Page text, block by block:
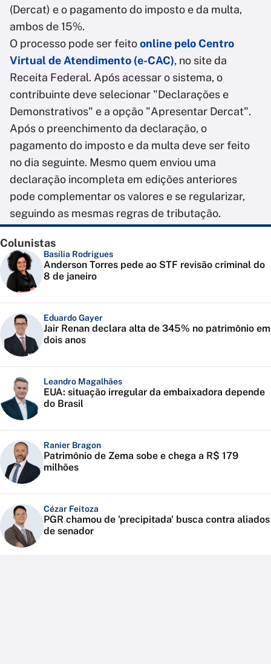
(Dercat) e o pagamento do imposto e da multa,
ambos de 15%.
O processo pode ser feitoonline pelo Centro
Virtual de Atendimento (e-CAC), no site da
Receita Federal. Após acessar o sistema, o
contribuinte deve selecionar "Declarações e
Demonstrativos" e a opção "Apresentar Dercat".
Após o preenchimento da declaração, o
pagamento do imposto e da multa deve ser feito
no dia seguinte. Mesmo quem enviou uma
declaração incompleta em edições anteriores
pode complementar os valores e se regularizar,
seguindo as mesmas regras de tributação.
Colunistas
Basília Rodrigues
Anderson Torres pede ao STF revisão criminal do
8 de janeiro
Eduardo Gayer
Jair Renan declara alta de 345% no patrimônio em
dois anos
Leandro Magalhães
EUA: situação irregular da embaixadora depende
do Brasil
Ranier Bragon
Patrimônio de Zema sobe e chega a R$ 179
milhões
Cézar Feitoza
PGR chamou de 'precipitada' busca contra aliados
de senador